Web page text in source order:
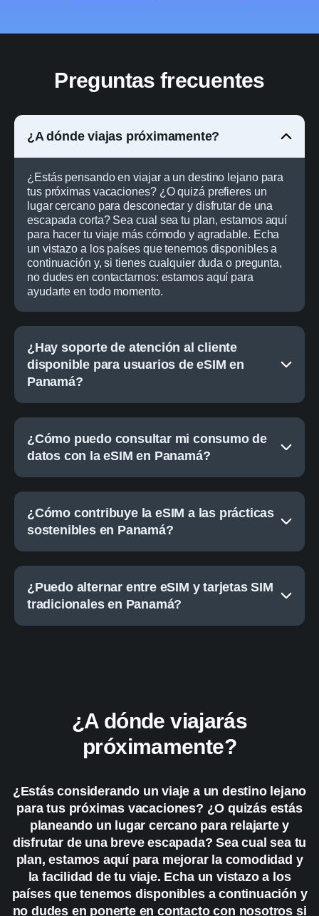
Preguntas frecuentes
¿A dónde viajas próximamente?
¿Estás pensando en viajar a un destino lejano para
tus próximas vacaciones? ¿O quizá prefieres un
lugar cercano para desconectar y disfrutar de una
escapada corta? Sea cual sea tu plan, estamos aquí
para hacer tu viaje más cómodo y agradable. Echa
un vistazo a los países que tenemos disponibles a
continuación y, si tienes cualquier duda o pregunta,
no dudes en contactarnos: estamos aquí para
ayudarte en todo momento.
¿Hay soporte de atención al cliente
disponible para usuarios de eSIM en
Panamá?
¿Cómo puedo consultar mi consumo de
datos con la eSIM en Panamá?
¿Cómo contribuye la eSIM a las prácticas
sostenibles en Panamá?
¿Puedo alternar entre eSIM y tarjetas SIM
tradicionales en Panamá?
¿A dónde viajarás
próximamente?
¿Estás considerando un viaje a un destino lejano
para tus próximas vacaciones? ¿O quizás estás
planeando un lugar cercano para relajarte y
disfrutar de una breve escapada? Sea cual sea tu
plan, estamos aquí para mejorar la comodidad y
la facilidad de tu viaje. Echa un vistazo a los
países que tenemos disponibles a continuación y
no dudes en ponerte en contacto con nosotros si